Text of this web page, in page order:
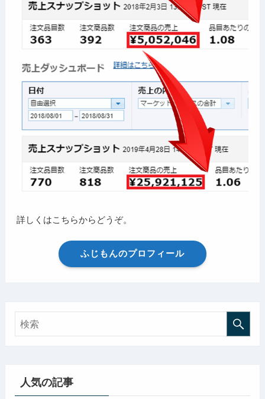
詳しくはこちらからどうぞ。
ふじもんのプロフィール
人気の記事